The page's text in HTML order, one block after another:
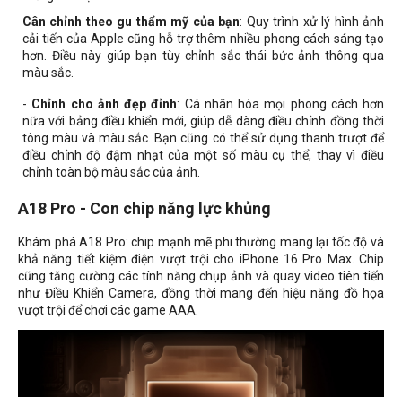
Cân chỉnh theo gu thẩm mỹ của bạn: Quy trình xử lý hình ảnh
cải tiến của Apple cũng hỗ trợ thêm nhiều phong cách sáng tạo
hơn. Điều này giúp bạn tùy chỉnh sắc thái bức ảnh thông qua
màu sắc.
- Chỉnh cho ảnh đẹp đỉnh: Cá nhân hóa mọi phong cách hơn
nữa với bảng điều khiển mới, giúp dễ dàng điều chỉnh đồng thời
tông màu và màu sắc. Bạn cũng có thể sử dụng thanh trượt để
điều chỉnh độ đậm nhạt của một số màu cụ thể, thay vì điều
chỉnh toàn bộ màu sắc của ảnh.
A18 Pro - Con chip năng lực khủng
Khám phá A18 Pro: chip mạnh mẽ phi thường mang lại tốc độ và
khả năng tiết kiệm điện vượt trội cho iPhone 16 Pro Max. Chip
cũng tăng cường các tính năng chụp ảnh và quay video tiên tiến
như Điều Khiển Camera, đồng thời mang đến hiệu năng đồ họa
vượt trội để chơi các game AAA.